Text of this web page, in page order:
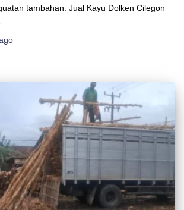
tambahan. Jual Kayu Dolken Cilegon